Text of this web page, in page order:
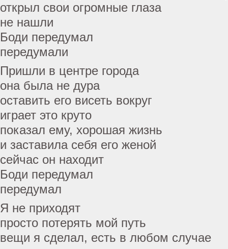
открыл свои огромные глаза
не нашли
Боди передумал
передумали
Пришли в центре города
она была не дура
оставить его висеть вокруг
играет это круто
показал ему, хорошая жизнь
и заставила себя его женой
сейчас он находит
Боди передумал
передумал
Я не приходят
просто потерять мой путь
вещи я сделал, есть в любом случае